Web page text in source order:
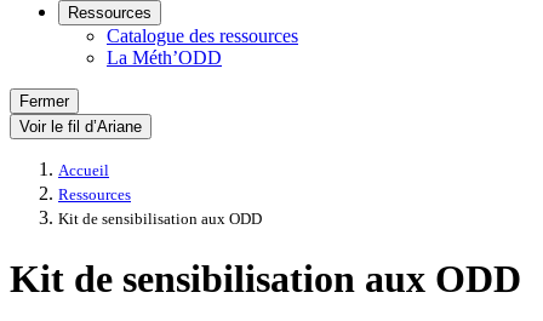
Ressources
Catalogue des ressources
La Méth’ODD
Fermer
Voir le fil d’Ariane
Accueil
Ressources
Kit de sensibilisation aux ODD
Kit de sensibilisation aux ODD